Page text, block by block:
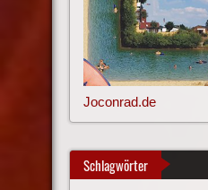
Joconrad.de
Schlagwörter